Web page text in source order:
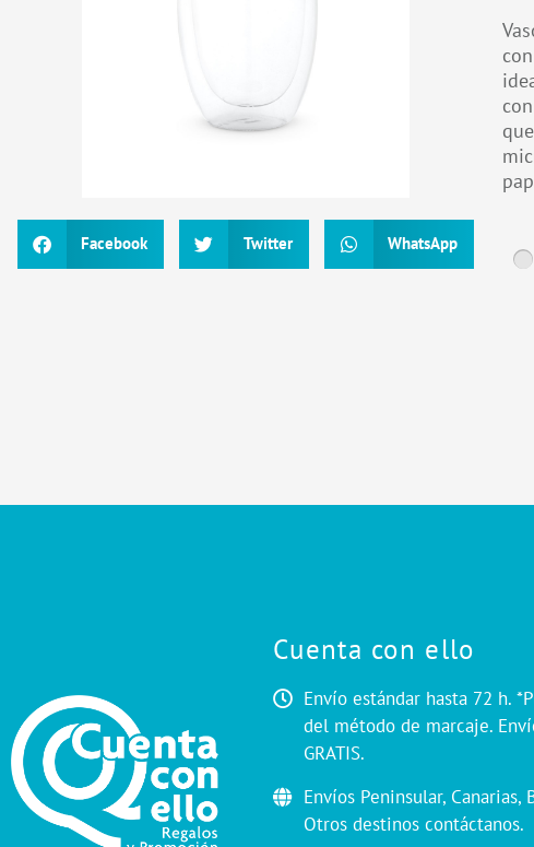
Facebook Twitter WhatsApp
Cuenta con ello
Envío estándar hasta 72 h.
del método de marcaje.
GRATIS.
Envíos Peninsular, Canarias,
Otros destinos contáctanos.